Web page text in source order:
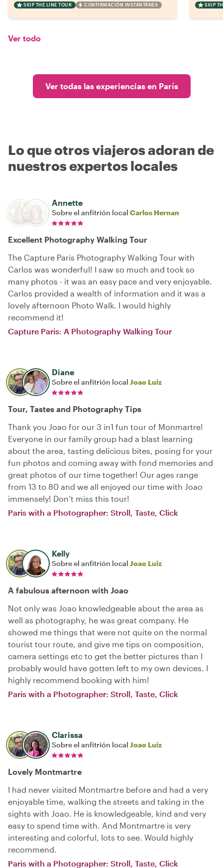
SKIP THE LINE TOUR CONFIRMACIÓN INSTANTÁNEA SKIP
Ver todo
Ver todas las experiencias en París
Lo que otros viajeros adoran de
nuestros expertos locales
Annette
Sobre el anfitrión local Carlos Hernan
Excellent Photography Walking Tour
The Capture Paris Photography Walking Tour with
Carlos was wonderful! I saw so much and took so
many photos - it was an easy pace and very enjoyable.
Carlos provided a wealth of information and it was a
lovely afternoon Photo Walk. I would highly
recommend it!
Capture Paris: A Photography Walking Tour
Diane
Sobre el anfitrión local Joao Luiz
Tour, Tastes and Photography Tips
Thank you Joao for our 3 in1 fun tour of Monmartre!
Everyone in our family group had a blast learning
about the area, tasting delicious bites, posing for your
fun photos and coming away with fond memories and
great photos of our time together! Our ages range
from 13 to 80 and we all enjoyed our time with Joao
immensely! Don’t miss this tour!
Paris with a Photographer: Stroll, Taste, Click
Kelly
Sobre el anfitrión local Joao Luiz
A fabulous afternoon with Joao
Not only was Joao knowledgeable about the area as
well as photography, he was great company. He
showed me things that were not quite on the normal
tourist tour route, and give me tips on composition,
camera settings etc to get the better pictures than I
probably would have gotten left to my own devices. I
highly recommend booking with him!
Paris with a Photographer: Stroll, Taste, Click
Clarissa
Sobre el anfitrión local Joao Luiz
Lovely Montmartre
I had never visited Montmartre before and had a very
enjoyable time, walking the streets and taking in the
sights with Joao. He is knowledgeable, kind and very
easy to spend time with. And Montmartre is very
interesting and colorful, lots to see. Would highly
recommend.
Paris with a Photographer: Stroll, Taste, Click